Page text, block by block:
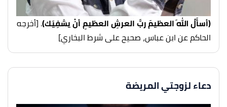
(أسأَلُ اللهَ العظيمَ ربَّ العرشِ العظيمِ أنْ يشفِيَك). [أخرجه
الحاكم عن ابن عباس، صحيح على شرط البخاري]
دعاء لزوجتي المريضة